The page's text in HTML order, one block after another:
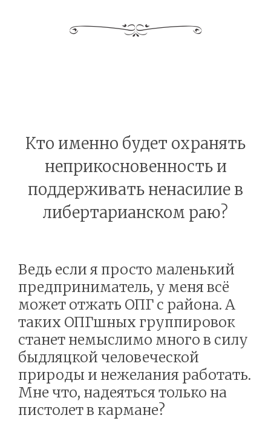
Кто именно будет охранять
неприкосновенность и
поддерживать ненасилие в
либертарианском раю?
Ведь если я просто маленький
предприниматель, у меня всё
может отжать ОПГ с района. А
таких ОПГшных группировок
станет немыслимо много в силу
быдляцкой человеческой
природы и нежелания работать.
Мне что, надеяться только на
пистолет в кармане?